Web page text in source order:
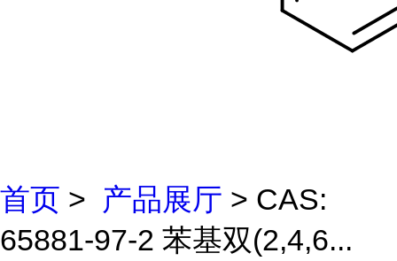
首页 > 产品展厅 > CAS:
65881-97-2 苯基双(2,4,6...